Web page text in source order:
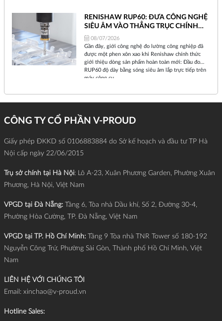
mỗi khi Renishaw ra mắt một thiết bị mới, đó không
chỉ là sự nâng cấp phần cứng đơn thuần, mà là một
sự dịch chuyển về triết lý sản xuất.
RENISHAW RUP60: ĐƯA CÔNG NGHỆ
SIÊU ÂM VÀO THẲNG TRỤC CHÍNH
MÁY CNC
08/07/2026
Gần đây, giới công nghệ đo lường công nghiệp đã
được một phen xôn xao khi Renishaw chính thức
giới thiệu dòng sản phẩm hoàn toàn mới: Đầu đo
RUP60 độ dày bằng sóng siêu âm lắp trực tiếp trên
máy công cụ.
CÔNG TY CỔ PHẦN V-PROUD
Giấy phép ĐKKD số 0106883884 do Sở kế hoạch và đầu tư TP Hà
Nội cấp ngày 22/06/2015
Trụ sở chính tại Hà Nội: Lô A-23, Xuân Phương Garden, Phường Xuân
Phương, Hà Nội, Việt Nam
VPGD tại Đà Nẵng: Tầng 6, Tòa nhà Dầu khí, Số 2, Đường 30-4,
Phường Hòa Cường, TP. Đà Nẵng, Việt Nam
VPGD tại TP. Hồ Chí Minh:
Tầng 9 Tòa nhà TNR Tower số 180-192
Nguyễn Công Trứ, Phường Sài Gòn, Thành phố Hồ Chí Minh, Việt
Nam
LIÊN HỆ VỚI CHÚNG TÔI
Email: xinchao@v-proud.vn
Hotline Sales: